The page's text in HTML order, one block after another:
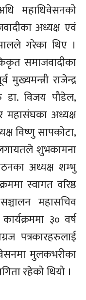
महाधिवेसनको
अध्यक्ष एवं
गरेका थिए ।
समाजवादीका
मुख्यमन्त्री राजेन्द्र
डा. विजय पौडेल,
महासंघका अध्यक्ष
विष्णु सापकोटा,
शुभकामना
अध्यक्ष शम्भु
स्वागत वरिष्ठ
महासचिव
३० वर्ष
पत्रकारहरुलाई
मुलकभरीका
रहेको थियो ।